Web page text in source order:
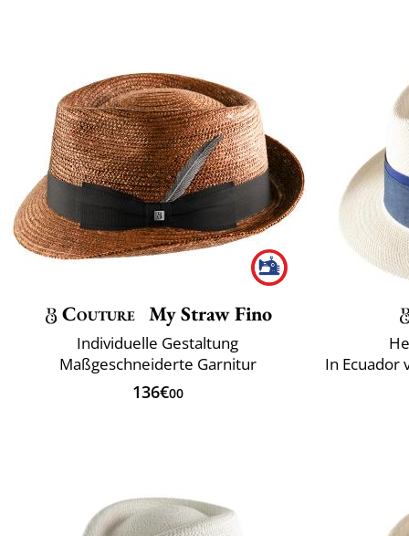
Couture My Straw Fino
Individuelle Gestaltung
Maßgeschneiderte Garnitur
136€00
In Ecuador